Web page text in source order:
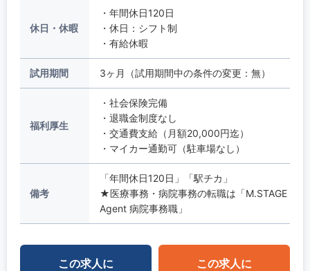
休日・休暇
・年間休日120日
・休日：シフト制
・有給休暇
試用期間 3ヶ月（試用期間中の条件の変更：無）
福利厚生
・社会保険完備
・退職金制度なし
・交通費支給（月額20,000円迄）
・マイカー通勤可（駐車場なし）
備考
「年間休日120日」「駅チカ」
★医療事務・病院事務の転職は「M.STAGE
Agent 病院事務職」
この求人に この求人に